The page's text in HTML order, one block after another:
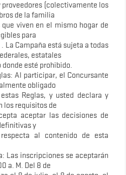
(colectivamente los
de la familia
viven en el mismo hogar de
para
La Campaña está sujeta a todas
estatales
esté prohibido.
Al participar, el Concursante
obligado
Reglas, y usted declara y
los requisitos de
aceptar las decisiones de
y
al contenido de esta
Las inscripciones se aceptarán
a. M. Del 8 de